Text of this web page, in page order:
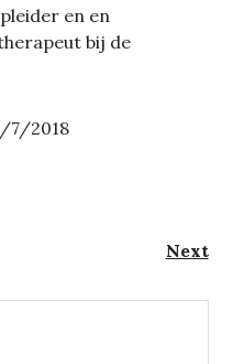
en en
bij de
7/2018
Next
post: